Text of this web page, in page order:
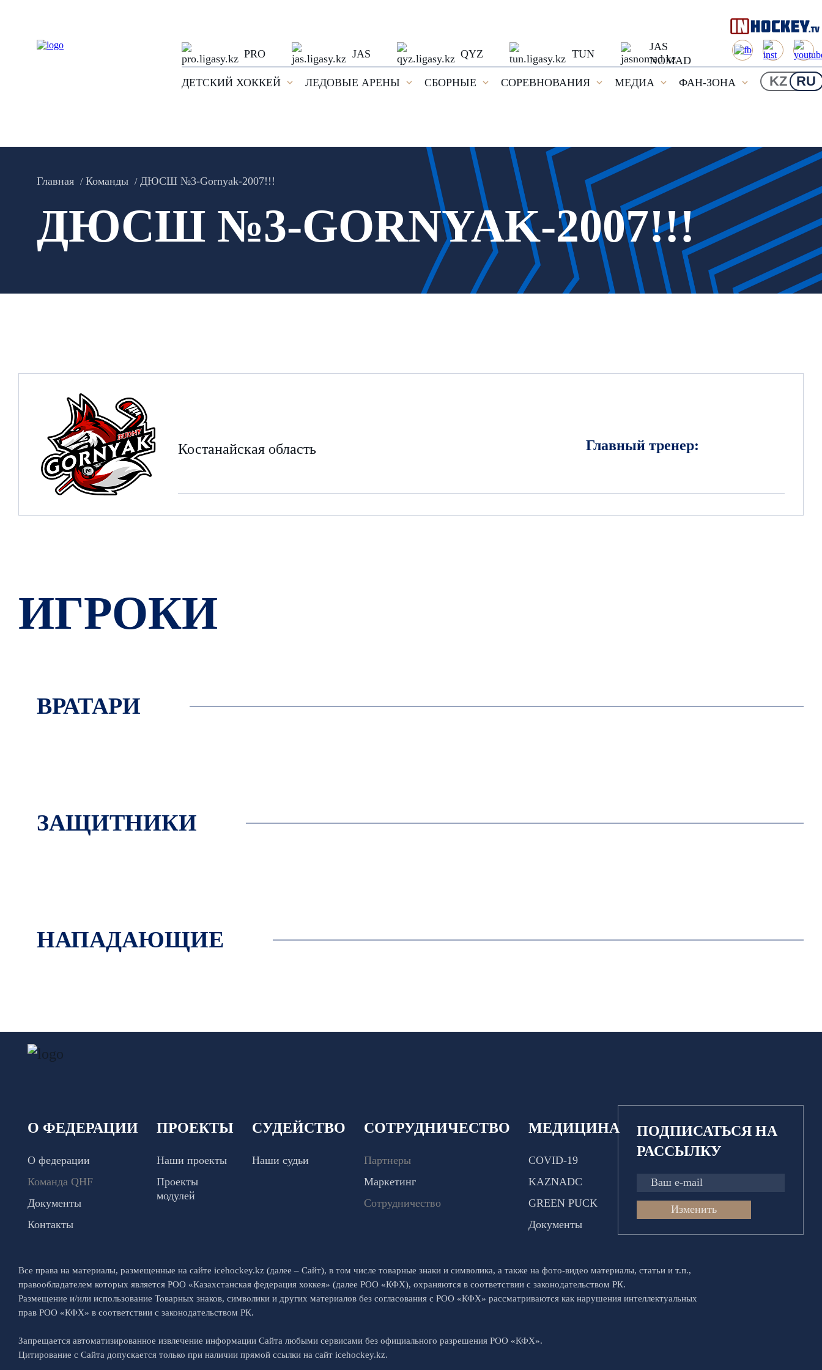
PRO JAS QYZ TUN
JAS
NOMAD
ДЕТСКИЙ ХОККЕЙ
ЛЕДОВЫЕ АРЕНЫ СБОРНЫЕ СОРЕВНОВАНИЯ МЕДИА ФАН-ЗОНА KZ RU
Главная Команды ДЮСШ №3-Gornyak-2007!!!
ДЮСШ №3-GORNYAK-2007!!!
Костанайская область Главный тренер:
ИГРОКИ
ВРАТАРИ
ЗАЩИТНИКИ
НАПАДАЮЩИЕ
О ФЕДЕРАЦИИ
О федерации
Команда QHF
Документы
Контакты
ПРОЕКТЫ
Наши проекты
Проекты
модулей
СУДЕЙСТВО
Наши судьи
СОТРУДНИЧЕСТВО
Партнеры
Маркетинг
Сотрудничество
МЕДИЦИНА
COVID-19
KAZNADC
GREEN PUCK
Документы
ПОДПИСАТЬСЯ НА
РАССЫЛКУ
Изменить
Все права на материалы, размещенные на сайте icehockey.kz (далее – Сайт), в том числе товарные знаки и символика, а также на фото-видео материалы, статьи и т.п.,
правообладателем которых является РОО «Казахстанская федерация хоккея» (далее РОО «КФХ), охраняются в соответствии с законодательством РК.
Размещение и/или использование Товарных знаков, символики и других материалов без согласования с РОО «КФХ» рассматриваются как нарушения интеллектуальных
прав РОО «КФХ» в соответствии с законодательством РК.
Запрещается автоматизированное извлечение информации Сайта любыми сервисами без официального разрешения РОО «КФХ».
Цитирование с Сайта допускается только при наличии прямой ссылки на сайт icehockey.kz.